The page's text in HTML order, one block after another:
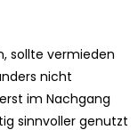
sollte vermieden
nicht
im Nachgang
sinnvoller genutzt